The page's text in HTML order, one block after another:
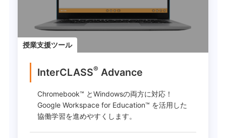
授業支援ツール
InterCLASS® Advance
Chromebook™ とWindowsの両方に対応！
Google Workspace for Education™ を活用した
協働学習を進めやすくします。